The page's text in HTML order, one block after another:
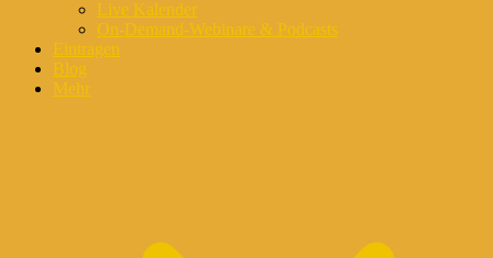
Live Kalender
On-Demand-Webinare & Podcasts
Eintragen
Blog
Mehr